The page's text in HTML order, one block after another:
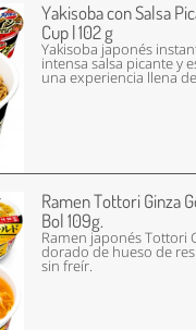
Yakisoba con Salsa
Cup | 102 g
Yakisoba japonés
intensa salsa picante y
una experiencia llena
Ramen Tottori Ginza
Bol 109g.
Ramen japonés Tottori
dorado de hueso de
sin freír.